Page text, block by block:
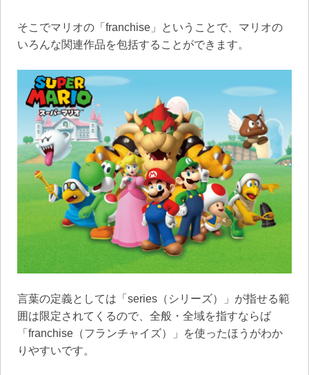
そこでマリオの「franchise」ということで、マリオの
いろんな関連作品を包括することができます。
言葉の定義としては「series（シリーズ）」が指せる範
囲は限定されてくるので、全般・全域を指すならば
「franchise（フランチャイズ）」を使ったほうがわか
りやすいです。